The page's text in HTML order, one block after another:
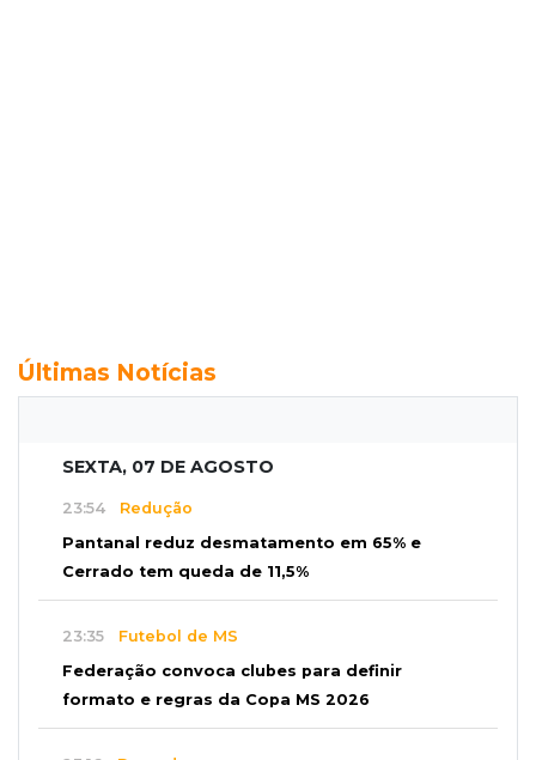
Últimas Notícias
SEXTA, 07 DE AGOSTO
23:54 Redução
Pantanal reduz desmatamento em 65% e
Cerrado tem queda de 11,5%
23:35 Futebol de MS
Federação convoca clubes para definir
formato e regras da Copa MS 2026